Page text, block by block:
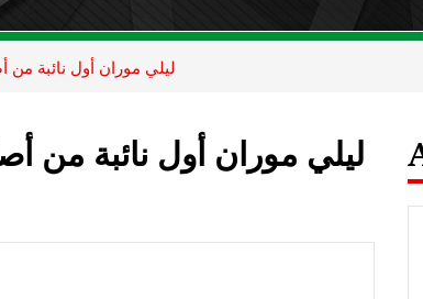
ليلي موران أول نائبة
ليلي موران أول نائبة